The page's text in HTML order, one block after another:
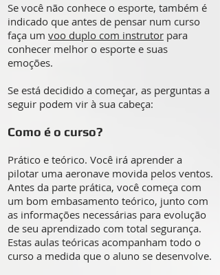
Se você não conhece o esporte, também é
indicado que antes de pensar num curso
faça um voo duplo com instrutor para
conhecer melhor o esporte e suas
emoções.
Se está decidido a começar, as perguntas a
seguir podem vir à sua cabeça:
Como é o curso?
Prático e teórico. Você irá aprender a
pilotar uma aeronave movida pelos ventos.
Antes da parte prática, você começa com
um bom embasamento teórico, junto com
as informações necessárias para evolução
de seu aprendizado com total segurança.
Estas aulas teóricas acompanham todo o
curso a medida que o aluno se desenvolve.